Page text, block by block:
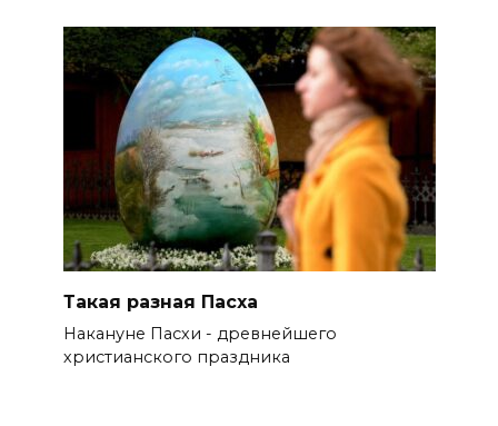
Такая разная Пасха
Накануне Пасхи - древнейшего
христианского праздника